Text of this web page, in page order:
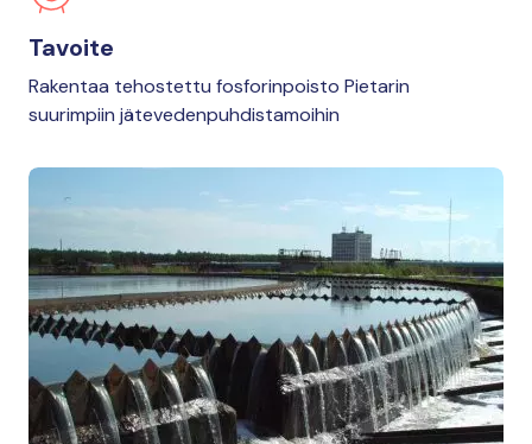
Tavoite
Rakentaa tehostettu fosforinpoisto Pietarin
suurimpiin jätevedenpuhdistamoihin